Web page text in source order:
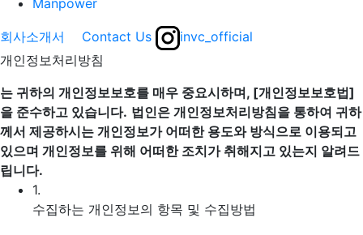
Manpower
회사소개서 Contact Us
invc_official
개인정보처리방침
는 귀하의 개인정보보호를 매우 중요시하며, [개인정보보호법]
을 준수하고 있습니다. 법인은 개인정보처리방침을 통하여 귀하
께서 제공하시는 개인정보가 어떠한 용도와 방식으로 이용되고
있으며 개인정보를 위해 어떠한 조치가 취해지고 있는지 알려드
립니다.
1.
수집하는 개인정보의 항목 및 수집방법